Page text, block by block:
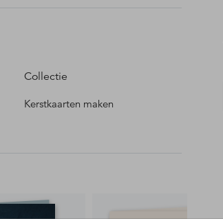
Collectie
Kerstkaarten maken